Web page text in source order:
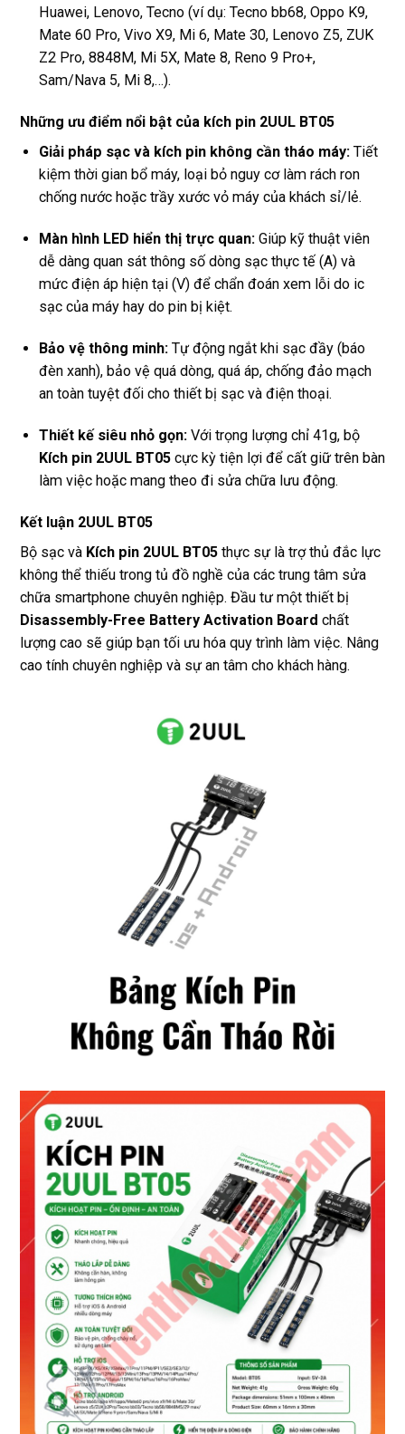
Huawei, Lenovo, Tecno (ví dụ: Tecno bb68, Oppo K9,
Mate 60 Pro, Vivo X9, Mi 6, Mate 30, Lenovo Z5, ZUK
Z2 Pro, 8848M, Mi 5X, Mate 8, Reno 9 Pro+,
Sam/Nava 5, Mi 8,…).
Những ưu điểm nổi bật của kích pin 2UUL BT05
Giải pháp sạc và kích pin không cần tháo máy: Tiết
kiệm thời gian bổ máy, loại bỏ nguy cơ làm rách ron
chống nước hoặc trầy xước vỏ máy của khách sỉ/lẻ.
Màn hình LED hiển thị trực quan: Giúp kỹ thuật viên
dễ dàng quan sát thông số dòng sạc thực tế (A) và
mức điện áp hiện tại (V) để chẩn đoán xem lỗi do ic
sạc của máy hay do pin bị kiệt.
Bảo vệ thông minh: Tự động ngắt khi sạc đầy (báo
đèn xanh), bảo vệ quá dòng, quá áp, chống đảo mạch
an toàn tuyệt đối cho thiết bị sạc và điện thoại.
Thiết kế siêu nhỏ gọn: Với trọng lượng chỉ 41g, bộ
Kích pin 2UUL BT05 cực kỳ tiện lợi để cất giữ trên bàn
làm việc hoặc mang theo đi sửa chữa lưu động.
Kết luận 2UUL BT05
Bộ sạc và Kích pin 2UUL BT05 thực sự là trợ thủ đắc lực
không thể thiếu trong tủ đồ nghề của các trung tâm sửa
chữa smartphone chuyên nghiệp. Đầu tư một thiết bị
Disassembly-Free Battery Activation Board chất
lượng cao sẽ giúp bạn tối ưu hóa quy trình làm việc. Nâng
cao tính chuyên nghiệp và sự an tâm cho khách hàng.